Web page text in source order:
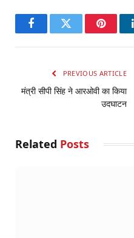
FacebookTwitter
PREVIOUS ARTICLE
मंत्री सीपी सिंह ने आरओवी का किया
उदघाटन
Related Posts